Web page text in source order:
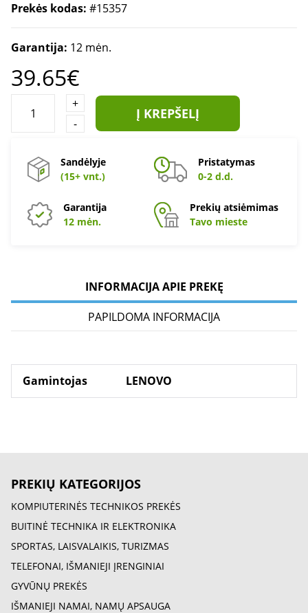
Prekės kodas: #15357
Garantija: 12 mėn.
39.65€
+
-
Į KREPŠELĮ
Sandėlyje
(15+ vnt.)
Pristatymas
0-2 d.d.
Garantija
12 mėn.
Prekių atsiėmimas
Tavo mieste
INFORMACIJA APIE PREKĘ
PAPILDOMA INFORMACIJA
Gamintojas LENOVO
PREKIŲ KATEGORIJOS
KOMPIUTERINĖS TECHNIKOS PREKĖS
BUITINĖ TECHNIKA IR ELEKTRONIKA
SPORTAS, LAISVALAIKIS, TURIZMAS
TELEFONAI, IŠMANIEJI ĮRENGINIAI
GYVŪNŲ PREKĖS
IŠMANIEJI NAMAI, NAMŲ APSAUGA